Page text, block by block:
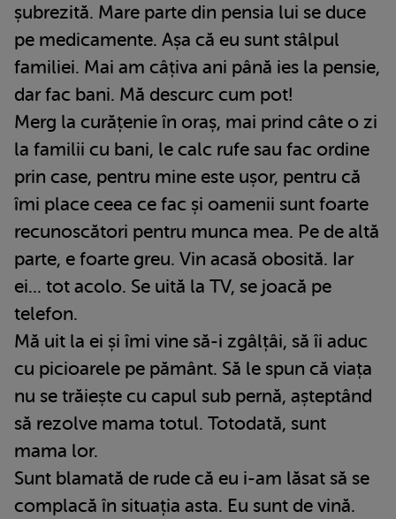
șubrezită. Mare parte din pensia lui se duce
pe medicamente. Așa că eu sunt stâlpul
familiei. Mai am câțiva ani până ies la pensie,
dar fac bani. Mă descurc cum pot!
Merg la curățenie în oraș, mai prind câte o zi
la familii cu bani, le calc rufe sau fac ordine
prin case, pentru mine este ușor, pentru că
îmi place ceea ce fac și oamenii sunt foarte
recunoscători pentru munca mea. Pe de altă
parte, e foarte greu. Vin acasă obosită. Iar
ei... tot acolo. Se uită la TV, se joacă pe
telefon.
Mă uit la ei și îmi vine să-i zgâlțâi, să îi aduc
cu picioarele pe pământ. Să le spun că viața
nu se trăiește cu capul sub pernă, așteptând
să rezolve mama totul. Totodată, sunt
mama lor.
Sunt blamată de rude că eu i-am lăsat să se
complacă în situația asta. Eu sunt de vină.